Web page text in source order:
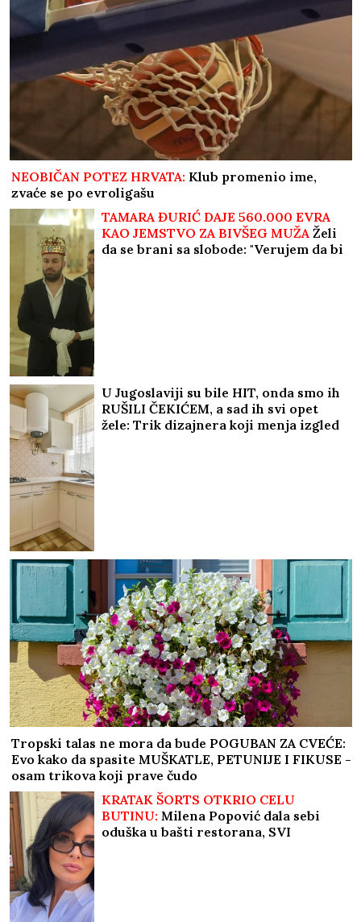
NEOBIČAN POTEZ HRVATA: Klub promenio ime,
zvaće se po evroligašu
TAMARA ĐURIĆ DAJE 560.000 EVRA
KAO JEMSTVO ZA BIVŠEG MUŽAŽeli
da se brani sa slobode: "Verujem da bi
U Jugoslaviji su bile HIT, onda smo ih
RUŠILI ČEKIĆEM, a sad ih svi opet
žele: Trik dizajnera koji menja izgled
Tropski talas ne mora da bude POGUBAN ZA CVEĆE:
Evo kako da spasite MUŠKATLE, PETUNIJE I FIKUSE -
osam trikova koji prave čudo
KRATAK ŠORTS OTKRIO CELU
BUTINU: Milena Popović dala sebi
oduška u bašti restorana, SVI